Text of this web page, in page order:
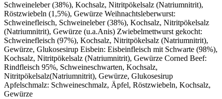
Schweineleber (38%), Kochsalz, Nitritpökelsalz (Natriumnitrit),
Röstzwiebeln (1,5%), Gewürze Weihnachtsleberwurst:
Schweinefleisch, Schweineleber (38%), Kochsalz, Nitritpökelsalz
(Natriumnitrit), Gewürze (u.a.Anis) Zwiebelmettwurst gekocht:
Schweinefleisch (97%), Kochsalz, Nitritpökelsalz (Natriumnitrit),
Gewürze, Glukosesirup Eisbein: Eisbeinfleisch mit Schwarte (98%),
Kochsalz, Nitritpökelsalz (Natriumnitrit), Gewürze Corned Beef:
Rindfleisch 95%, Schweineschwarten, Kochsalz,
Nitritpökelsalz(Natriumnitrit), Gewürze, Glukosesirup
Apfelschmalz: Schweineschmalz, Äpfel, Röstzwiebeln, Kochsalz,
Gewürze